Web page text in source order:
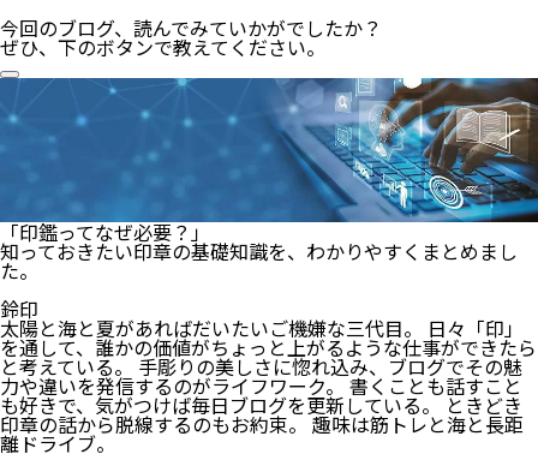
今回のブログ、読んでみていかがでしたか？
ぜひ、下のボタンで教えてください。
「印鑑ってなぜ必要？」
知っておきたい印章の基礎知識を、わかりやすくまとめまし
た。
鈴印
太陽と海と夏があればだいたいご機嫌な三代目。 日々「印」
を通して、誰かの価値がちょっと上がるような仕事ができたら
と考えている。 手彫りの美しさに惚れ込み、ブログでその魅
力や違いを発信するのがライフワーク。 書くことも話すこと
も好きで、気がつけば毎日ブログを更新している。 ときどき
印章の話から脱線するのもお約束。 趣味は筋トレと海と長距
離ドライブ。